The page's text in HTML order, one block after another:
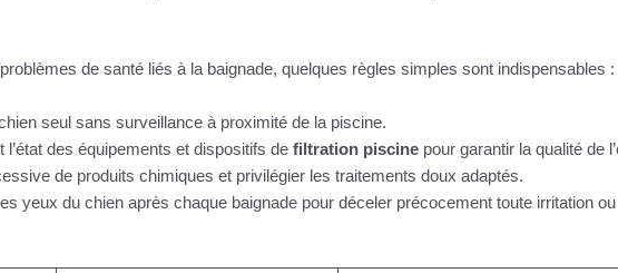
de santé liés à la baignade, quelques règles simples sont indispensables :
seul sans surveillance à proximité de la piscine.
des équipements et dispositifs de filtration piscine pour garantir la qualité de
de produits chimiques et privilégier les traitements doux adaptés.
yeux du chien après chaque baignade pour déceler précocement toute irritation ou